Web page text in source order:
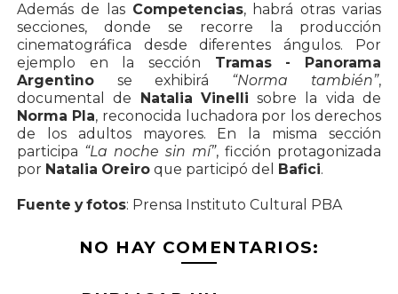
Además de las Competencias, habrá otras varias
secciones, donde se recorre la producción
cinematográfica desde diferentes ángulos. Por
ejemplo en la sección Tramas - Panorama
Argentinose exhibirá “Norma también”,
documental de
Natalia Vinelli sobre la vida de
Norma Pla, reconocida luchadora por los derechos
de los adultos mayores. En la misma sección
participa “La noche sin mí”, ficción protagonizada
por Natalia Oreiroque participó del Bafici.
Fuente y fotos: Prensa Instituto Cultural PBA
NO HAY COMENTARIOS: